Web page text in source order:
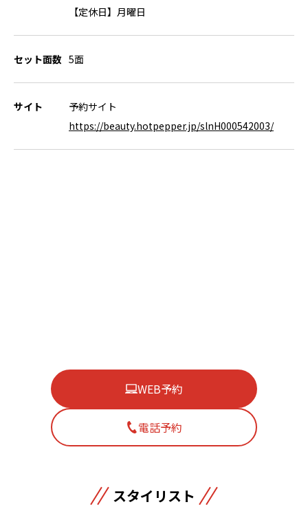
【定休日】月曜日
セット面数 5面
サイト
予約サイト
https://beauty.hotpepper.jp/slnH000542003/
WEB予約
電話予約
スタイリスト